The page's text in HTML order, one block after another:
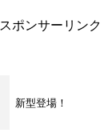
スポンサーリンク
新型登場！